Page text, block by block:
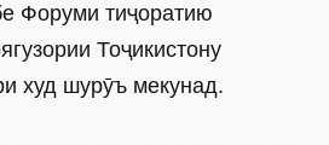
Форуми тиҷоратию
Тоҷикистону
худ шурӯъ мекунад.